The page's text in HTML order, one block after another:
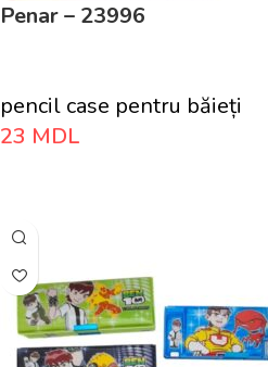
Penar – 23996
pencil case pentru băieți
23 MDL